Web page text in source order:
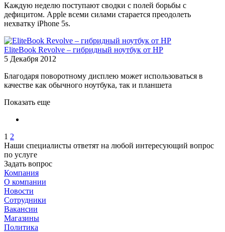
Каждую неделю поступают сводки с полей борьбы с
дефицитом. Apple всеми силами старается преодолеть
нехватку iPhone 5s.
EliteBook Revolve – гибридный ноутбук от HP
5 Декабря 2012
Благодаря поворотному дисплею может использоваться в
качестве как обычного ноутбука, так и планшета
Показать еще
1 2
Наши специалисты ответят на любой интересующий вопрос
по услуге
Задать вопрос
Компания
О компании
Новости
Сотрудники
Вакансии
Магазины
Политика